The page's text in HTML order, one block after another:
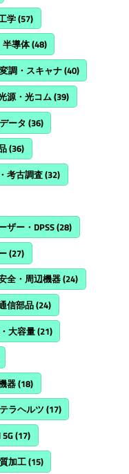
学(57)
半導体(48)
調・スキャナ(40)
源・光コム(39)
ータ(36)
(36)
考古調査(32)
ザー・DPSS(28)
(27)
全・周辺機器(24)
信部品(24)
大容量(21)
器(18)
テラヘルツ (17)
(17)
加工(15)